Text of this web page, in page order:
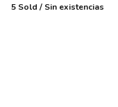
5 Sold Sin existencias